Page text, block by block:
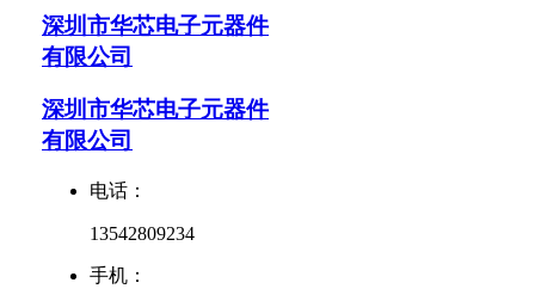
深圳市华芯电子元器件
有限公司
深圳市华芯电子元器件
有限公司
电话：
13542809234
手机：